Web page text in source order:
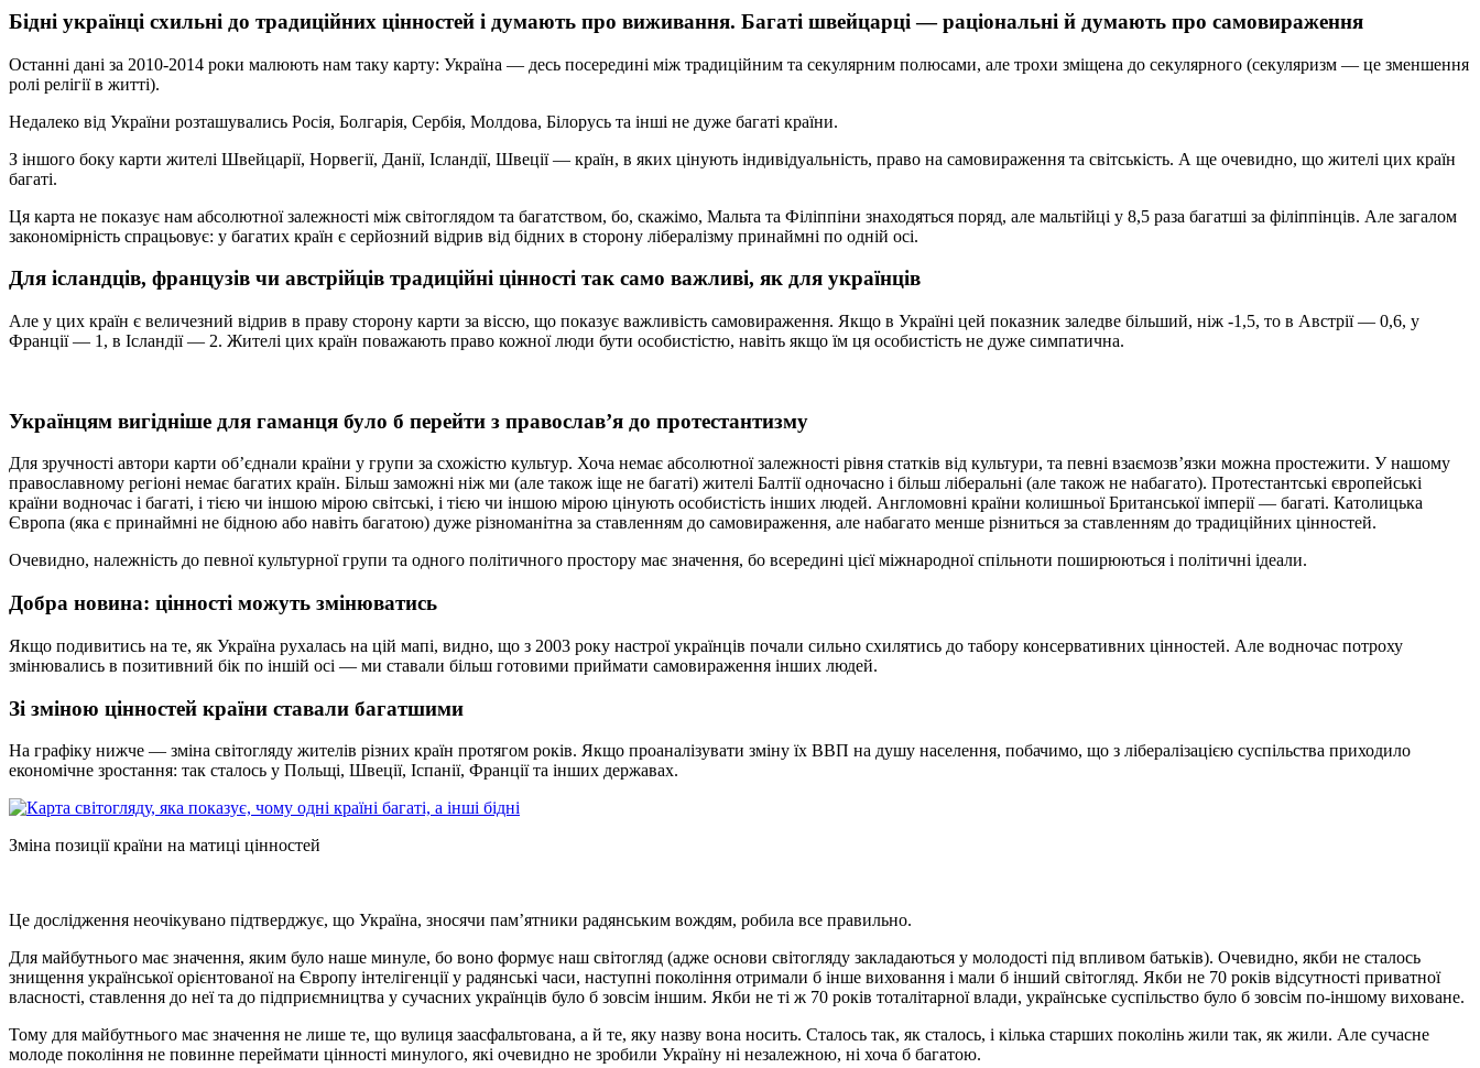
Бідні українці схильні до традиційних цінностей і думають про виживання. Багаті швейцарці — раціональні й думають про самовираження
Останні дані за 2010-2014 роки малюють нам таку карту: Україна — десь посередині між традиційним та секулярним полюсами, але трохи зміщена до секулярного (секуляризм — це зменшення
ролі релігії в житті).
Недалеко від України розташувались Росія, Болгарія, Сербія, Молдова, Білорусь та інші не дуже багаті країни.
З іншого боку карти жителі Швейцарії, Норвегії, Данії, Ісландії, Швеції — країн, в яких цінують індивідуальність, право на самовираження та світськість. А ще очевидно, що жителі цих країн
багаті.
Ця карта не показує нам абсолютної залежності між світоглядом та багатством, бо, скажімо, Мальта та Філіппіни знаходяться поряд, але мальтійці у 8,5 раза багатші за філіппінців. Але загалом
закономірність спрацьовує: у багатих країн є серйозний відрив від бідних в сторону лібералізму принаймні по одній осі.
Для ісландців, французів чи австрійців традиційні цінності так само важливі, як для українців
Але у цих країн є величезний відрив в праву сторону карти за віссю, що показує важливість самовираження. Якщо в Україні цей показник заледве більший, ніж -1,5, то в Австрії — 0,6, у
Франції — 1, в Ісландії — 2. Жителі цих країн поважають право кожної люди бути особистістю, навіть якщо їм ця особистість не дуже симпатична.
Українцям вигідніше для гаманця було б перейти з православ’я до протестантизму
Для зручності автори карти об’єднали країни у групи за схожістю культур. Хоча немає абсолютної залежності рівня статків від культури, та певні взаємозв’язки можна простежити. У нашому
православному регіоні немає багатих країн. Більш заможні ніж ми (але також іще не багаті) жителі Балтії одночасно і більш ліберальні (але також не набагато). Протестантські європейські
країни водночас і багаті, і тією чи іншою мірою світські, і тією чи іншою мірою цінують особистість інших людей. Англомовні країни колишньої Британської імперії — багаті. Католицька
Європа (яка є принаймні не бідною або навіть багатою) дуже різноманітна за ставленням до самовираження, але набагато менше різниться за ставленням до традиційних цінностей.
Очевидно, належність до певної культурної групи та одного політичного простору має значення, бо всередині цієї міжнародної спільноти поширюються і політичні ідеали.
Добра новина: цінності можуть змінюватись
Якщо подивитись на те, як Україна рухалась на цій мапі, видно, що з 2003 року настрої українців почали сильно схилятись до табору консервативних цінностей. Але водночас потроху
змінювались в позитивний бік по іншій осі — ми ставали більш готовими приймати самовираження інших людей.
Зі зміною цінностей країни ставали багатшими
На графіку нижче — зміна світогляду жителів різних країн протягом років. Якщо проаналізувати зміну їх ВВП на душу населення, побачимо, що з лібералізацією суспільства приходило
економічне зростання: так сталось у Польщі, Швеції, Іспанії, Франції та інших державах.
Зміна позиції країни на матиці цінностей
Це дослідження неочікувано підтверджує, що Україна, зносячи пам’ятники радянським вождям, робила все правильно.
Для майбутнього має значення, яким було наше минуле, бо воно формує наш світогляд (адже основи світогляду закладаються у молодості під впливом батьків). Очевидно, якби не сталось
знищення української орієнтованої на Європу інтелігенції у радянські часи, наступні покоління отримали б інше виховання і мали б інший світогляд. Якби не 70 років відсутності приватної
власності, ставлення до неї та до підприємництва у сучасних українців було б зовсім іншим. Якби не ті ж 70 років тоталітарної влади, українське суспільство було б зовсім по-іншому виховане.
Тому для майбутнього має значення не лише те, що вулиця заасфальтована, а й те, яку назву вона носить. Сталось так, як сталось, і кілька старших поколінь жили так, як жили. Але сучасне
молоде покоління не повинне переймати цінності минулого, які очевидно не зробили Україну ні незалежною, ні хоча б багатою.